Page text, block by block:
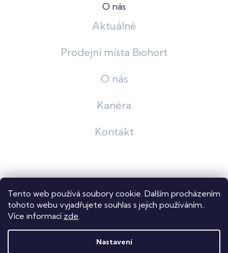
Tento web používá soubory cookie. Dalším procházením
tohoto webu vyjadřujete souhlas s jejich používáním..
Více informací zde.
Nastavení
O nás
Aktuálně
Prodejní místa Biohort
O nás
Kariéra
Kontakt
Shoptet
Copyright 2026Dastech s.r.o.. Všechna práva vyhrazena.
Upravit nastavení cookies